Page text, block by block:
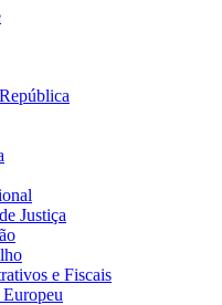
Justiça
e Fiscais